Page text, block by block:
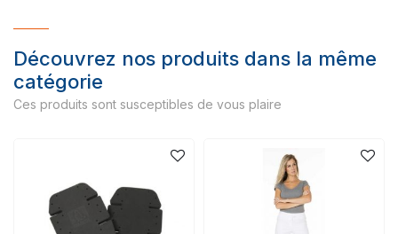
Découvrez nos produits dans la même
catégorie
Ces produits sont susceptibles de vous plaire